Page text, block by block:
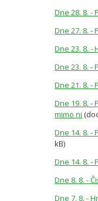
Dne 28. 8.
Dne 27. 8.
Dne 23. 8. -
Dne 23. 8.
Dne 21. 8.
Dne 19. 8.
mimo ni
Dne 14. 8.
kB)
Dne 14. 8.
Dne 8. 8. -
Dne 7. 8. -